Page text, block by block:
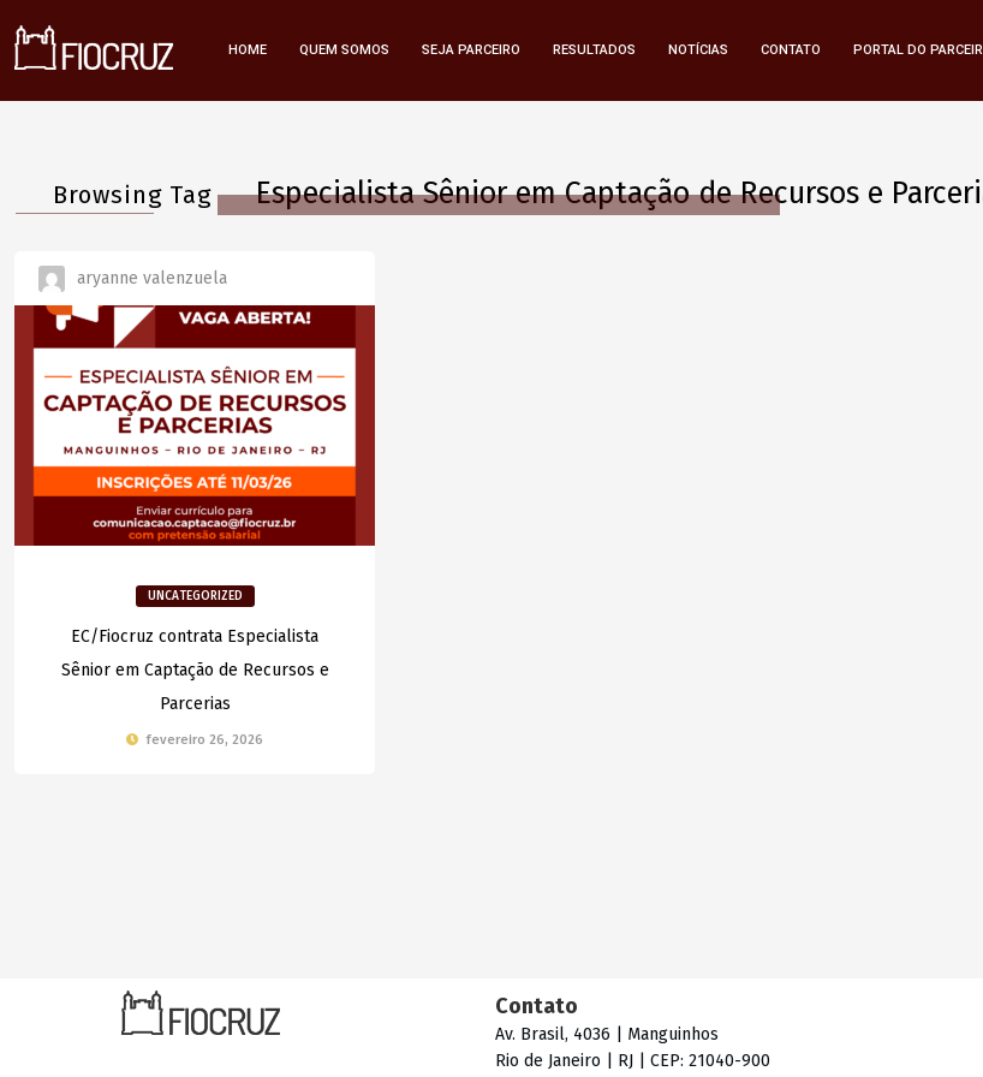
HOME QUEM SOMOS SEJA PARCEIRO RESULTADOS NOTÍCIAS CONTATO PORTAL DO
Browsing Tag Especialista Sênior em Captação de Recursos e
aryanne valenzuela
UNCATEGORIZED
EC/Fiocruz contrata Especialista
Sênior em Captação de Recursos e
Parcerias
fevereiro 26, 2026
Contato
Av. Brasil, 4036 | Manguinhos
Rio de Janeiro | RJ | CEP: 21040-900